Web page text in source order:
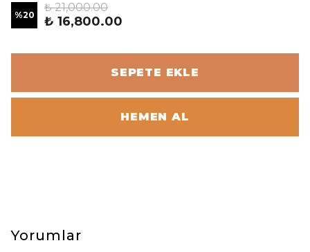
%20
₺ 21,000.00
₺ 16,800.00
SEPETE EKLE
HEMEN AL
Yorumlar